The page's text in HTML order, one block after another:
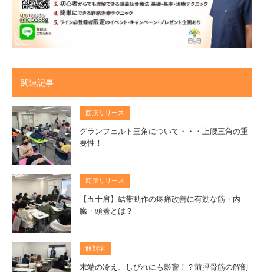
関連記事
筋膜リリース
グランフェルト三角について・・・上腰三角の重
要性！
筋膜リリース
【五十肩】結帯動作の疼痛改善に有効な筋・内
臓・頭蓋とは？
解剖学
末端の冷え、しびれにも影響！？前脛骨筋の解剖